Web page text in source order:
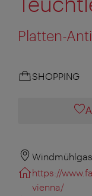
Platten-
SHOPPING
https://
vienna/